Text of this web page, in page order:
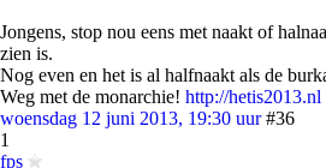
Jongens, stop nou eens met naakt of
zien is.
Nog even en het is al halfnaakt als de
Weg met de monarchie! http://hetis2013.nl
woensdag 12 juni 2013, 19:30 uur #36
1
fps